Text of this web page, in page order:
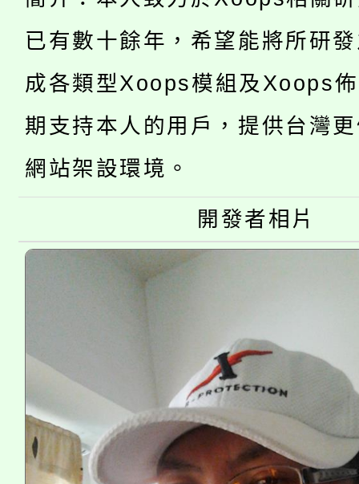
局官網。
8月14至27日，桃園電
115年桃園市運動會8/
田徑場及游泳池舉行。
桃園市低收入戶享有免
視費優惠，中低收入戶
半價優惠，詳情可洽有
者。
大園自造教育及科技中
份教師增能研習
大溪自造教育及科技中
份教師研習
淨零綠生活教案入校路
115年食農教育專業人
已有數十餘年，希望能將所研
成各類型Xoops模組及Xoops
期支持本人的用戶，提供台灣
網站架設環境。
開發者相片